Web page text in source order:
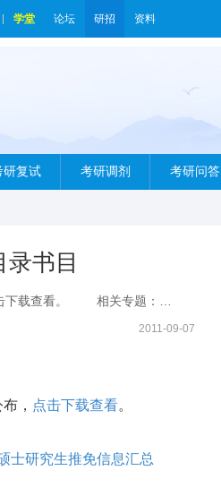
学堂 论坛 研招 资料
研复试 考研调剂 考研问答
书目
相关专题：
2011-09-07
， 点击下载查看。
士研究生推免信息汇总